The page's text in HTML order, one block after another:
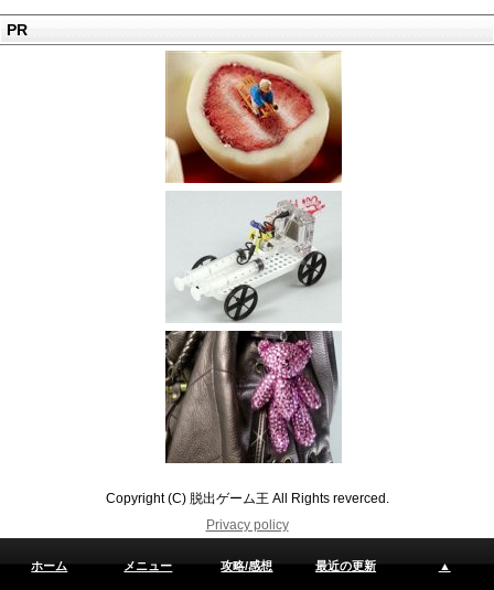
PR
Copyright (C) 脱出ゲーム王 All Rights reverced.
Privacy policy
ホーム メニュー 攻略/感想 最近の更新 ▲